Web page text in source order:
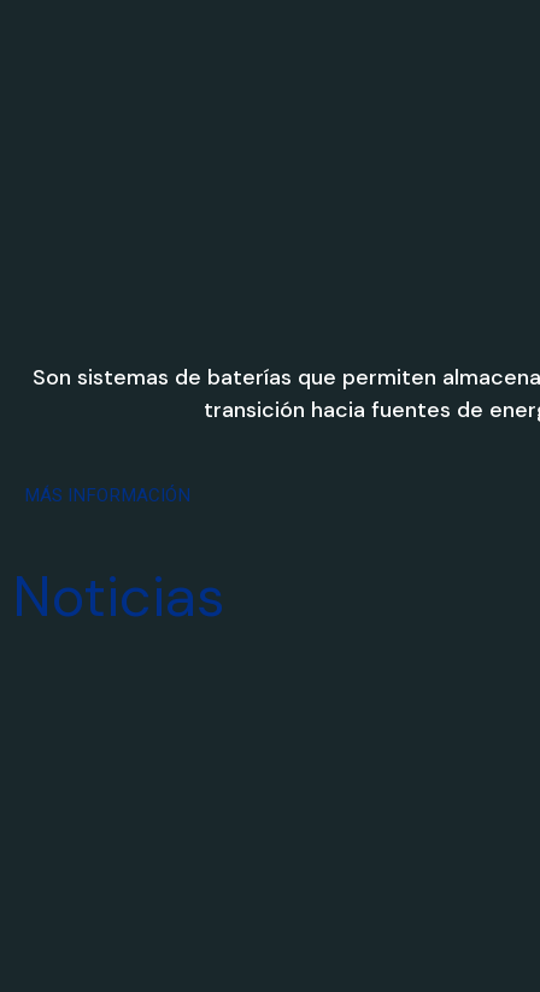
Son sistemas de baterías que permiten
transición hacia fuentes de
MÁS INFORMACIÓN
Noticias